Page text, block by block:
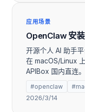
应用场景
OpenClaw 安
开源个人 AI 助手
在 macOS/Linux
APIBox 国内直连。
#openclaw
2026/3/14